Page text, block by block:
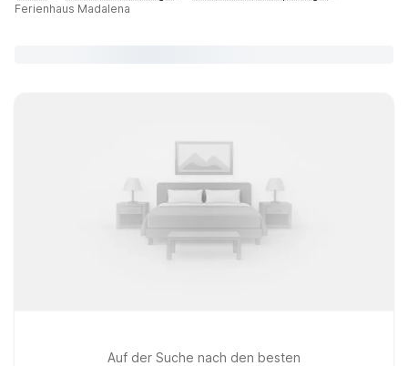
Ferienhaus Madalena
Auf der Suche nach den besten